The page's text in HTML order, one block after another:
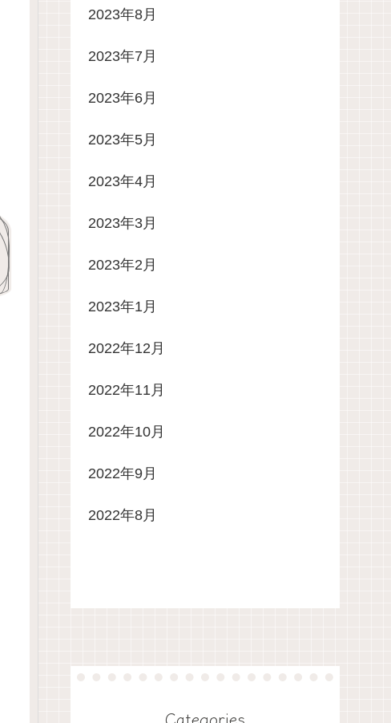
2023年8月
2023年7月
2023年6月
2023年5月
2023年4月
2023年3月
2023年2月
2023年1月
2022年12月
2022年11月
2022年10月
2022年9月
2022年8月